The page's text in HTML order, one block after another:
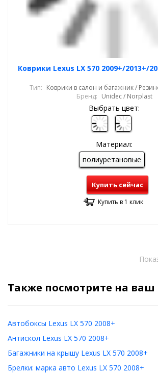
Коврики Lexus LX 570 2009+/2013+/
Тип: Коврики в салон и багажник /
Бренд: Unidec / Norplast
Выбрать цвет:
Материал:
полиуретановые
Купить сейчас
Купить в 1 клик
Также посмотрите на ваш
Автобоксы Lexus LX 570 2008+
Антискол Lexus LX 570 2008+
Багажники на крышу Lexus LX 570 2008+
Брелки: марка авто Lexus LX 570 2008+